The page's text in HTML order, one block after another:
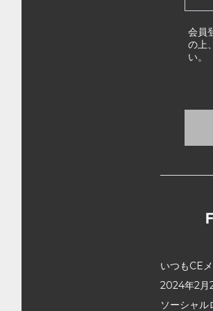
会員
の上
い。
いつもCE
2024年2月
ソーシャ